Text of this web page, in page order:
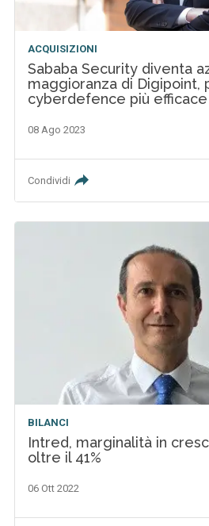
ACQUISIZIONI
Sababa Security diventa
maggioranza di Digipoint,
cyberdefence più efficace
08 Ago 2023
Condividi
BILANCI
Intred, marginalità in
oltre il 41%
06 Ott 2022